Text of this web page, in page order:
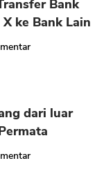
Bank
ke Bank Lain
dari luar